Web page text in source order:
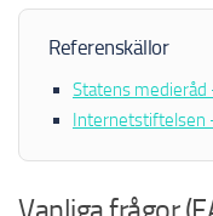
Referenskällor
Statens medieråd
Internetstiftelsen